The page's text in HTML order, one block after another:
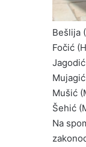
Bešlija
Fočić
Mušić
Šehić
Na